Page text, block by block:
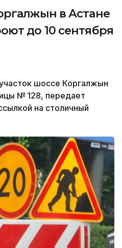
в Астане
до 10 сентября
шоссе Коргалжын
№ 128, передает
на столичный